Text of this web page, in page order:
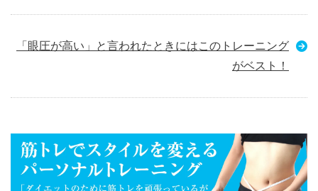
「眼圧が高い」と言われたときにはこのトレーニング
がベスト！